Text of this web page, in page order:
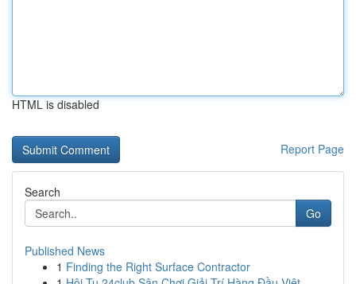
HTML is disabled
Report Page
Search
Go
Published News
1 Finding the Right Surface Contractor